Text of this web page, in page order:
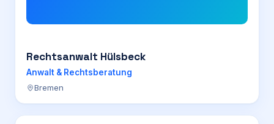
Rechtsanwalt Hülsbeck
Anwalt & Rechtsberatung
Bremen